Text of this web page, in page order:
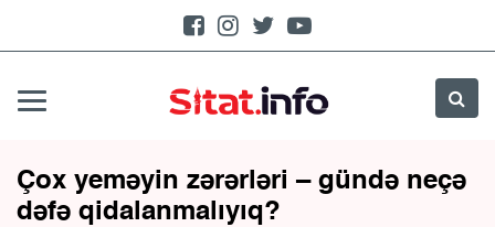
Çox yeməyin zərərləri – gündə neçə
dəfə qidalanmalıyıq?